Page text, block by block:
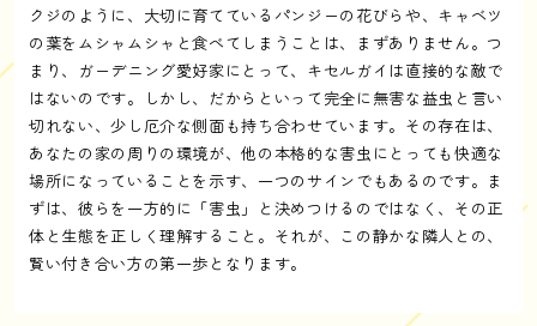
クジのように、大切に育てているパンジーの花びらや、キャベツ
の葉をムシャムシャと食べてしまうことは、まずありません。つ
まり、ガーデニング愛好家にとって、キセルガイは直接的な敵で
はないのです。しかし、だからといって完全に無害な益虫と言い
切れない、少し厄介な側面も持ち合わせています。その存在は、
あなたの家の周りの環境が、他の本格的な害虫にとっても快適な
場所になっていることを示す、一つのサインでもあるのです。ま
ずは、彼らを一方的に「害虫」と決めつけるのではなく、その正
体と生態を正しく理解すること。それが、この静かな隣人との、
賢い付き合い方の第一歩となります。